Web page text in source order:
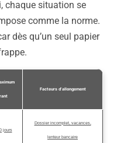
chaque situation se
comme la norme.
dès qu’un seul papier
Facteurs d’allongement
jours
Dossier incomplet, vacances,
lenteur bancaire